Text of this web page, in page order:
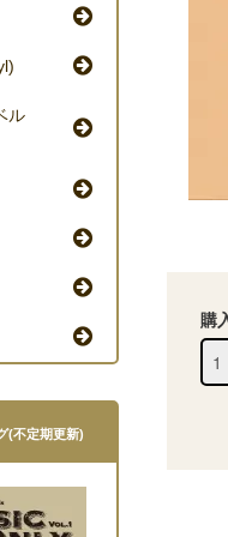
購
ル
(不定期更新)